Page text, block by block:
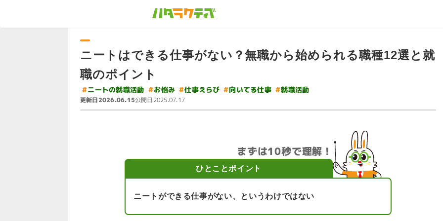
ニートはできる仕事がない？無職から始められる職種12選と就
職のポイント
#ニートの就職活動 #お悩み #仕事えらび #向いてる仕事 #就職活動
更新日2026.06.15公開日2025.07.17
まずは10秒で理解！
ひとことポイント
ニートができる仕事がない、というわけではない